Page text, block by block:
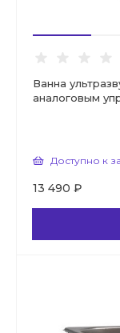
Ванна
аналоговым
Доступно к
13 490 ₽